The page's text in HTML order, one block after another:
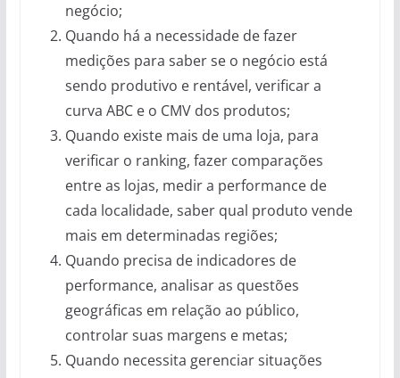
negócio;
Quando há a necessidade de fazer
medições para saber se o negócio está
sendo produtivo e rentável, verificar a
curva ABC e o CMV dos produtos;
Quando existe mais de uma loja, para
verificar o ranking, fazer comparações
entre as lojas, medir a performance de
cada localidade, saber qual produto vende
mais em determinadas regiões;
Quando precisa de indicadores de
performance, analisar as questões
geográficas em relação ao público,
controlar suas margens e metas;
Quando necessita gerenciar situações